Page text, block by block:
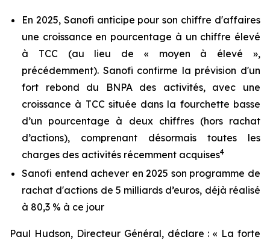
En 2025, Sanofi anticipe pour son chiffre d'affaires
une croissance en pourcentage à un chiffre élevé
à TCC (au lieu de « moyen à élevé »,
précédemment). Sanofi confirme la prévision d'un
fort rebond du BNPA des activités, avec une
croissance à TCC située dans la fourchette basse
d’un pourcentage à deux chiffres (hors rachat
d’actions), comprenant désormais toutes les
charges des activités récemment acquises4
Sanofi entend achever en 2025 son programme de
rachat d'actions de 5 milliards d’euros, déjà réalisé
à 80,3 % à ce jour
Paul Hudson, Directeur Général, déclare :« La forte